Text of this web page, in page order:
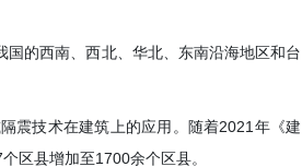
的西南、西北、华北、东南沿海地区和台
震技术在建筑上的应用。随着2021年《建
区县增加至1700余个区县。